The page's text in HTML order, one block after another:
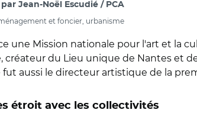
par Jean-Noël Escudié / PCA
et foncier, urbanisme
une Mission nationale pour l'art et la
créateur du Lieu unique de Nantes et
fut aussi le directeur artistique de la
étroit avec les collectivités